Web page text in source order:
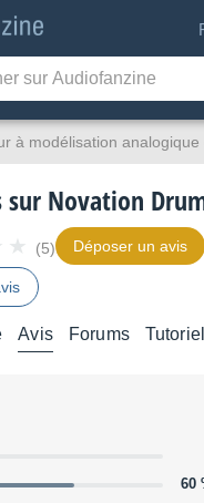
à modélisation analogique
sur Novation
(5) Déposer un avis
Avis Forums
60